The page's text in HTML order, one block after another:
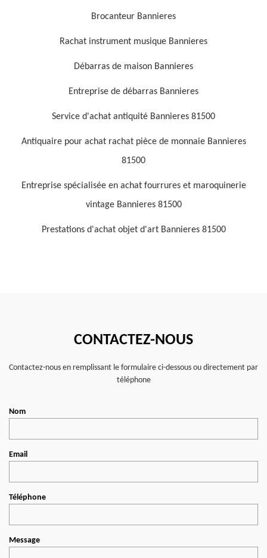
Brocanteur Bannieres
Rachat instrument musique Bannieres
Débarras de maison Bannieres
Entreprise de débarras Bannieres
Service d'achat antiquité Bannieres 81500
Antiquaire pour achat rachat pièce de monnaie Bannieres
81500
Entreprise spécialisée en achat fourrures et maroquinerie
vintage Bannieres 81500
Prestations d'achat objet d'art Bannieres 81500
CONTACTEZ-NOUS
Contactez-nous en remplissant le formulaire ci-dessous ou directement par
téléphone
Nom
Email
Téléphone
Message